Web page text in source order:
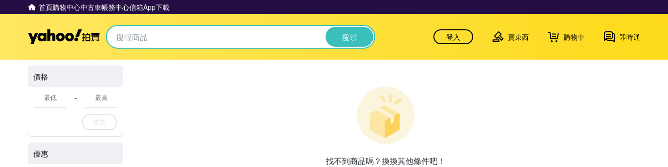
首頁購物中心中古車帳務中心信箱App下載
Yahoo拍賣 搜尋 登入 賣東西 購物車 即時通
價格
-
確定
優惠
找不到商品嗎？換換其他條件吧！